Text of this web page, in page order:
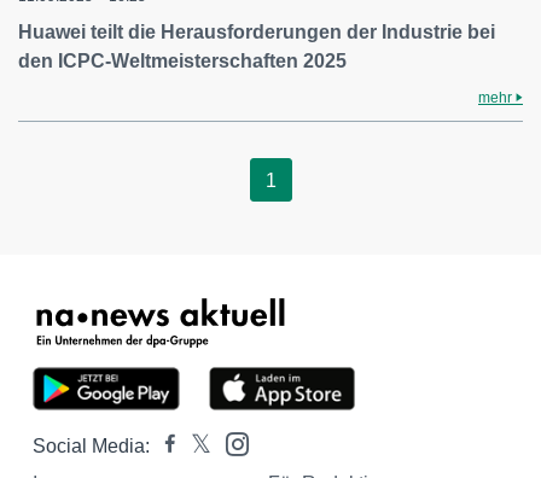
Huawei teilt die Herausforderungen der Industrie bei
den ICPC-Weltmeisterschaften 2025
mehr
1
Social Media: